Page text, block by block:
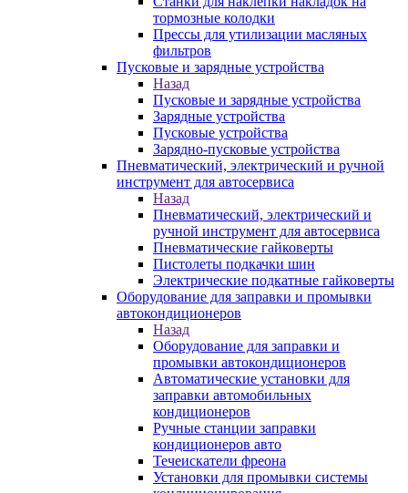
тормозные колодки
Прессы для утилизации масляных
фильтров
Пусковые и зарядные устройства
Назад
Пусковые и зарядные устройства
Зарядные устройства
Пусковые устройства
Зарядно-пусковые устройства
Пневматический, электрический и ручной
инструмент для автосервиса
Назад
Пневматический, электрический и
ручной инструмент для автосервиса
Пневматические гайковерты
Пистолеты подкачки шин
Электрические подкатные гайковерты
Оборудование для заправки и промывки
автокондиционеров
Назад
Оборудование для заправки и
промывки автокондиционеров
Автоматические установки для
заправки автомобильных
кондиционеров
Ручные станции заправки
кондиционеров авто
Течеискатели фреона
Установки для промывки системы